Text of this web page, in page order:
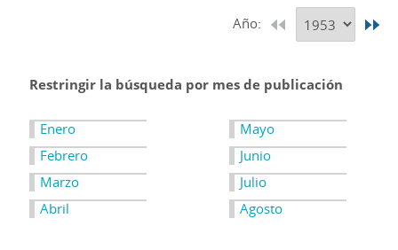
Año:
Restringir la búsqueda por mes de publicación
Enero
Febrero
Marzo
Abril
Mayo
Junio
Julio
Agosto